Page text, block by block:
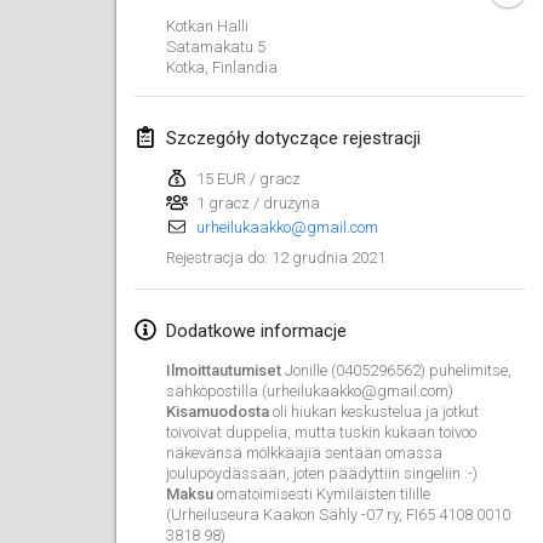
Kotkan Halli
Satamakatu 5
Kotka Finlandia
Szczegóły dotyczące rejestracji
15 EUR / gracz
1 gracz / drużyna
urheilukaakko@gmail.com
Rejestracja do: 12 grudnia 2021
Dodatkowe informacje
Ilmoittautumiset Jonille (0405296562) puhelimitse,
sähköpostilla (urheilukaakko@gmail.com)
Kisamuodosta oli hiukan keskustelua ja jotkut
toivoivat duppelia, mutta tuskin kukaan toivoo
näkevänsä mölkkääjiä sentään omassa
joulupöydässään, joten päädyttiin singeliin :-)
Maksu omatoimisesti Kymiläisten tilille
(Urheiluseura Kaakon Sähly -07 ry, FI65 4108 0010
3818 98)
Open de Boulay Triplette
20 mar 2021
kwiecień 2021
Tournoi du printemps confiné
9 kwi 2021|Francja
ANULOWANY
Indoor de la CASAS
Halové MČR Trojnásobný - Czech Indoor Triple
10 kwi 2021|Czechy
ANULOWANY
Doublette du Molkkamis
24 kwi 2021| Belgia
ANULOWANY
Individuel du Molkkamis